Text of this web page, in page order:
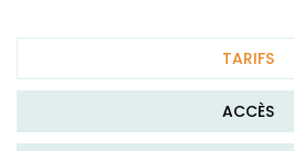
TARIFS
ACCÈS